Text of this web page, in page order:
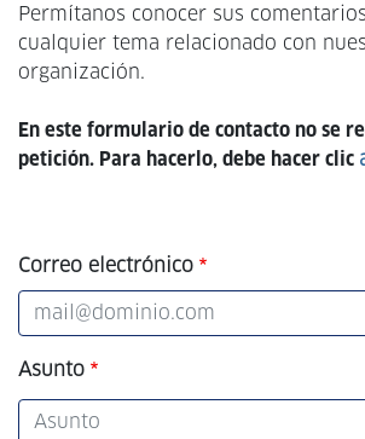
Permítanos conocer sus
cualquier tema relacionado con
organización.
En este formulario de contacto no se
petición. Para hacerlo, debe hacer clic
Correo electrónico
Asunto